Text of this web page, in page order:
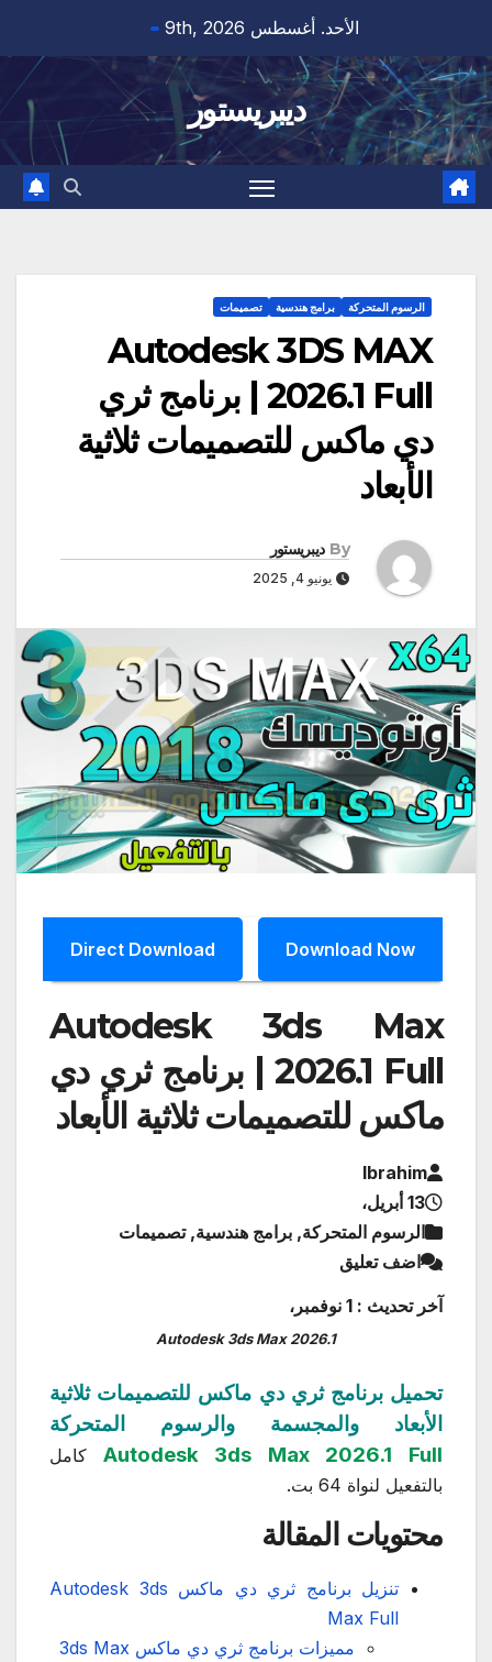
content
الأحد. أغسطس 9th, 2026
ديبريستور
الرسوم المتحركة برامج هندسية تصميمات
Autodesk 3DS MAX
2026.1 Full | برنامج ثري
دي ماكس للتصميمات ثلاثية
الأبعاد
By ديبريستور
يونيو 4, 2025
Download Now
Direct Download
Autodesk 3ds Max
2026.1 Full | برنامج ثري دي
ماكس للتصميمات ثلاثية الأبعاد
Ibrahim
13 أبريل،
الرسوم المتحركة, برامج هندسية, تصميمات
اضف تعليق
آخر تحديث : 1 نوفمبر،
Autodesk 3ds Max 2026.1
تحميل برنامج ثري دي ماكس للتصميمات ثلاثية
الأبعاد والمجسمة والرسوم المتحركة
Autodesk 3ds Max 2026.1 Full
كامل
بالتفعيل لنواة 64 بت.
محتويات المقالة
تنزيل برنامج ثري دي ماكس Autodesk 3ds
Max Full
مميزات برنامج ثري دي ماكس 3ds Max